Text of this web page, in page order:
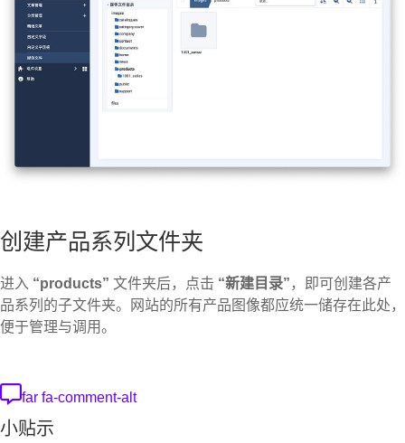
创建产品系列文件夹
进入 “products” 文件夹后，点击 “新建目录” ，即可创建各产
品系列的子文件夹。网站的所有产品图像都应统一储存在此处，
便于管理与调用。
far fa-comment-alt
小贴示